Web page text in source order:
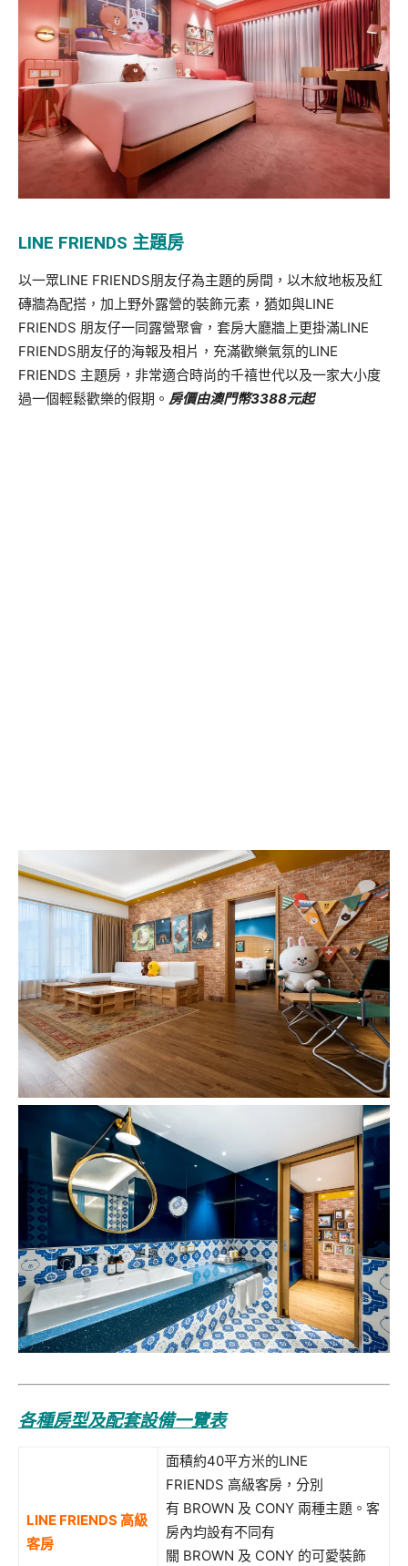
LINE FRIENDS 主題房
以一眾LINE FRIENDS朋友仔為主題的房間，以木紋地板及紅
磚牆為配搭，加上野外露營的裝飾元素，猶如與LINE
FRIENDS 朋友仔一同露營聚會，套房大廳牆上更掛滿LINE
FRIENDS朋友仔的海報及相片，充滿歡樂氣氛的LINE
FRIENDS 主題房，非常適合時尚的千禧世代以及一家大小度
過一個輕鬆歡樂的假期。 房價由澳門幣3388元起
各種房型及配套設備一覽表
LINE FRIENDS高級
客房
面積約40平方米的LINE
FRIENDS 高級客房，分別
有 BROWN 及 CONY 兩種主題。客
房內均設有不同有
關 BROWN 及 CONY 的可愛裝飾